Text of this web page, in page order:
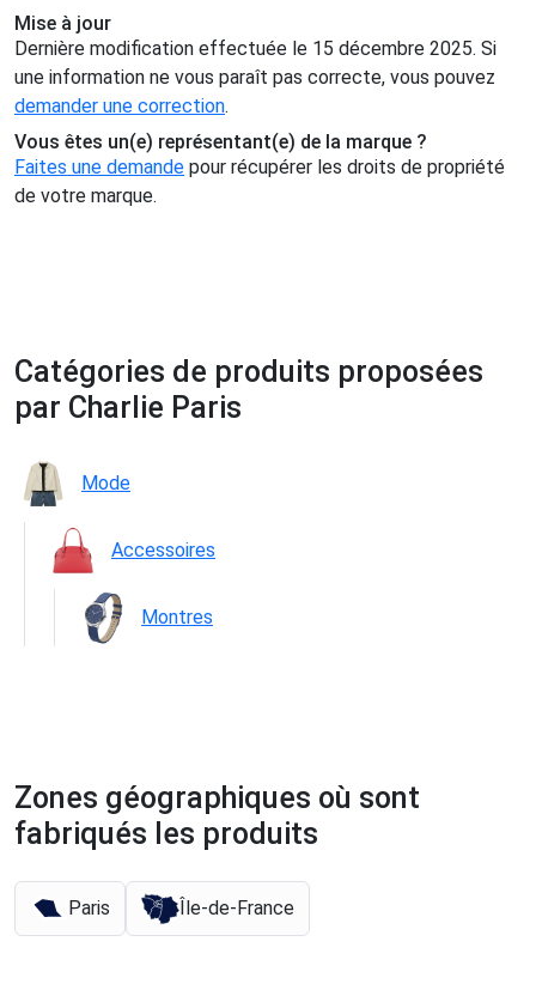
Mise à jour
Dernière modification effectuée le 15 décembre 2025. Si
une information ne vous paraît pas correcte, vous pouvez
demander une correction.
Vous êtes un(e) représentant(e) de la marque ?
Faites une demande pour récupérer les droits de propriété
de votre marque.
Catégories de produits proposées
par Charlie Paris
Mode
Accessoires
Montres
Zones géographiques où sont
fabriqués les produits
Paris Île-de-France